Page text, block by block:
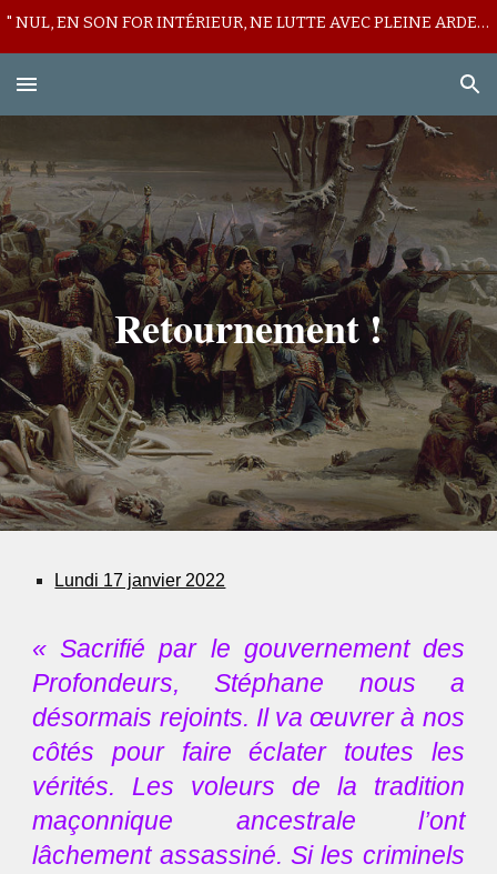
" NUL, EN SON FOR INTÉRIEUR, NE LUTTE AVEC PLEINE ARDEUR CONTRE SON LICITE MUR DE DÉFIANCE ! "
Retournement !
Lundi 17 janvier 2022
« Sacrifié par le gouvernement des
Profondeurs, Stéphane nous a
désormais rejoints. Il va œuvrer à nos
côtés pour faire éclater toutes les
vérités. Les voleurs de la tradition
maçonnique ancestrale l’ont
lâchement assassiné. Si les criminels